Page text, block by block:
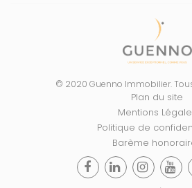
© 2020 Guenno Immobilier.
Plan du site
Mentions
Politique de
Barème